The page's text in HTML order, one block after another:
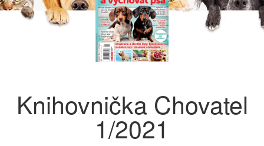
Knihovnička Chovatel
1/2021